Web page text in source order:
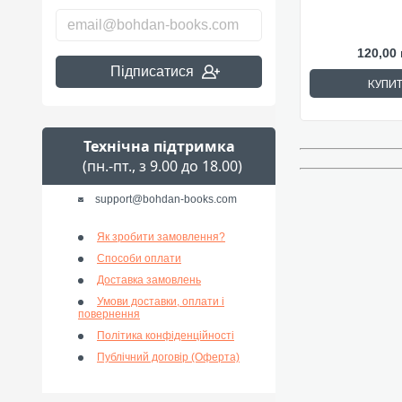
Підписатися
Технічна підтримка
(пн.-пт., з 9.00 до 18.00)
support@bohdan-books.com
Як зробити замовлення?
Способи оплати
Доставка замовлень
Умови доставки, оплати і
повернення
Політика конфіденційності
Публічний договір (Оферта)
120,00